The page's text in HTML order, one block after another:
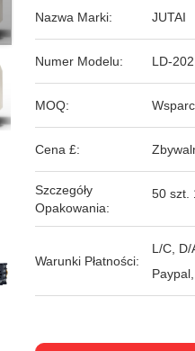
Nazwa Marki: JUTAI
Numer Modelu: LD-202
MOQ:
Cena £:
Szczegóły
Opakowania:
50 szt.
Warunki Płatności:
L/C, D/